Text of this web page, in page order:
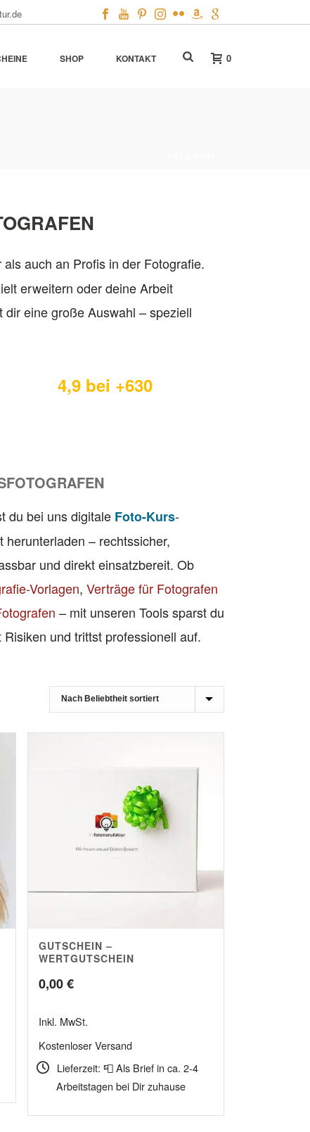
SHOP KONTAKT 0
auch an Profis in der Fotografie.
erweitern oder deine Arbeit
dir eine große Auswahl – speziell
4,9 bei +630
du bei uns digitale Foto-Kurs-
herunterladen – rechtssicher,
und direkt einsatzbereit. Ob
Vorlagen, Verträge für Fotografen
– mit unseren Tools sparst du
und trittst professionell auf.
5.00
GUTSCHEIN –
WERTGUTSCHEIN
0,00€
Inkl. MwSt.
Kostenloser Versand
Lieferzeit: 📮 Als Brief in ca. 2-4
Arbeitstagen bei Dir zuhause